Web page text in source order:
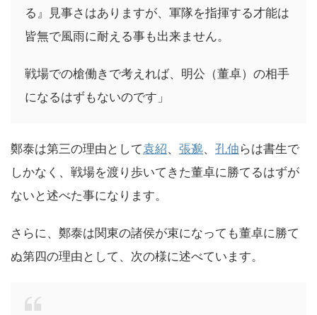
る』見事さはありますが、軍隊を指揮する才能は
皆無で風雨に耐える事も出来ません。
戦場での槍働きで考えれば、明公（董卓）の相手
になるはずもないのです」
鄭泰は第三の理由として袁紹、 張邈、 孔伷 らは書生で
しかなく、戦場を渡り歩いてきた董卓に勝てるはずが
ないと述べた事になります。
さらに、鄭泰は関東の諸侯が束になっても董卓に勝て
ぬ第四の理由として、次の様に述べています。